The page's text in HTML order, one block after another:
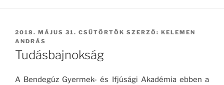
BEKÜLDVE:
2018. MÁJUS 31. CSÜTÖRTÖK SZERZŐ: KELEMEN
ANDRÁS
Tudásbajnokság
A Bendegúz Gyermek- és Ifjúsági Akadémia ebben a